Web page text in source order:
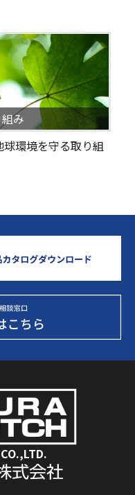
み
環境を守る取り組